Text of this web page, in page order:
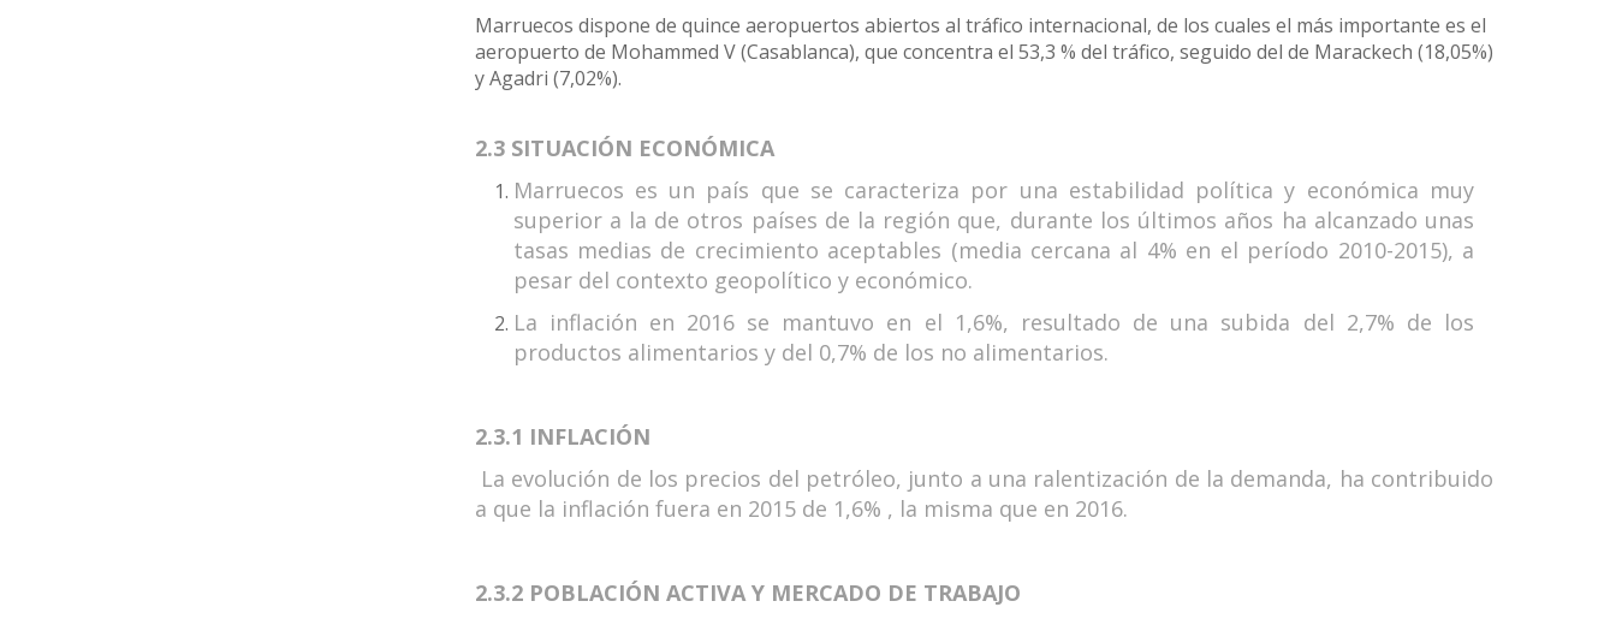
Marruecos dispone de quince aeropuertos abiertos al tráfico internacional, de los cuales el más importante es el
aeropuerto de Mohammed V (Casablanca), que concentra el 53,3 % del tráfico, seguido del de Marackech (18,05%)
y Agadri (7,02%).
2.3 SITUACIÓN ECONÓMICA
Marruecos es un país que se caracteriza por una estabilidad política y económica muy
superior a la de otros países de la región que, durante los últimos años ha alcanzado unas
tasas medias de crecimiento aceptables (media cercana al 4% en el período 2010-2015), a
pesar del contexto geopolítico y económico.
La inflación en 2016 se mantuvo en el 1,6%, resultado de una subida del 2,7% de los
productos alimentarios y del 0,7% de los no alimentarios.
2.3.1 INFLACIÓN
La evolución de los precios del petróleo, junto a una ralentización de la demanda, ha contribuido
a que la inflación fuera en 2015 de 1,6% , la misma que en 2016.
2.3.2 POBLACIÓN ACTIVA Y MERCADO DE TRABAJO